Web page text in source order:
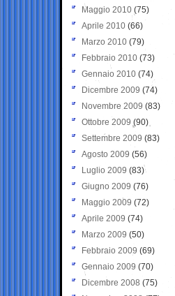
Maggio 2010 (75)
Aprile 2010 (66)
Marzo 2010 (79)
Febbraio 2010 (73)
Gennaio 2010 (74)
Dicembre 2009 (74)
Novembre 2009 (83)
Ottobre 2009 (90)
Settembre 2009 (83)
Agosto 2009 (56)
Luglio 2009 (83)
Giugno 2009 (76)
Maggio 2009 (72)
Aprile 2009 (74)
Marzo 2009 (50)
Febbraio 2009 (69)
Gennaio 2009 (70)
Dicembre 2008 (75)